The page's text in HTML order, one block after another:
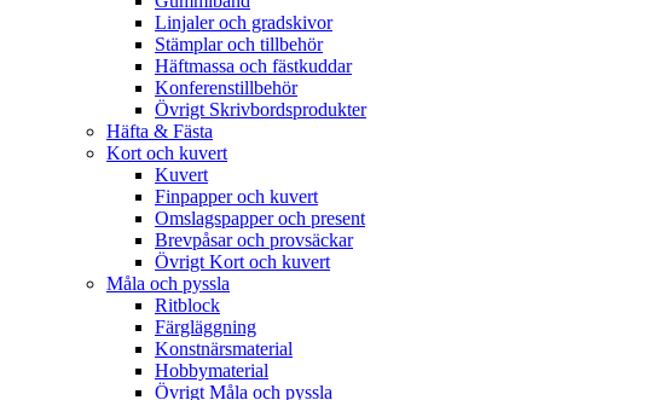
Linjaler och gradskivor
Stämplar och tillbehör
Häftmassa och fästkuddar
Konferenstillbehör
Övrigt Skrivbordsprodukter
Häfta & Fästa
Kort och kuvert
Kuvert
Finpapper och kuvert
Omslagspapper och present
Brevpåsar och provsäckar
Övrigt Kort och kuvert
Måla och pyssla
Ritblock
Färgläggning
Konstnärsmaterial
Hobbymaterial
Övrigt Måla och pyssla